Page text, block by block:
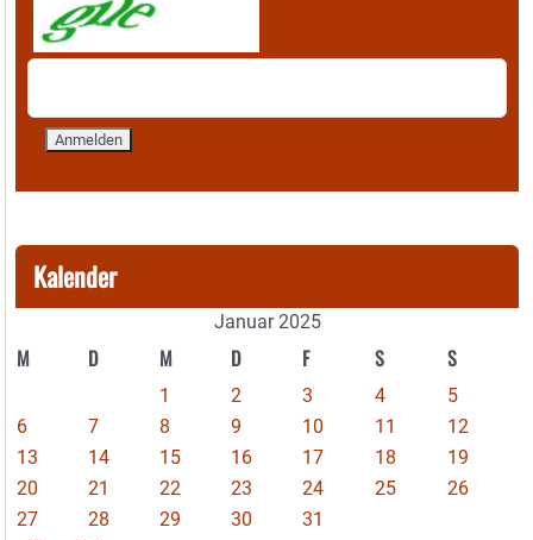
Kalender
Januar 2025
M D M D F S S
1 2 3 4
5
6
7 8 9 10 11
12
13
14 15 16 17 18
19
20
21 22 23 24 25
26
27
28 29 30
31